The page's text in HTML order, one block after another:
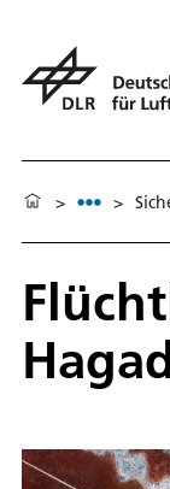
> >